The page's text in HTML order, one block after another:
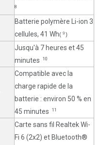
8
Batterie polymère Li-ion 3
cellules, 41 Wh( 9 )
Jusqu'à 7 heures et 45
minutes
10
Compatible avec la
charge rapide de la
batterie : environ 50 % en
45 minutes 11
Carte sans fil Realtek Wi-
Fi 6 (2x2) et Bluetooth®